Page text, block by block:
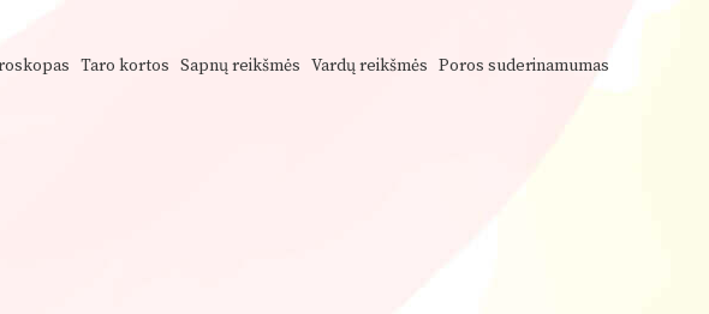
Taro kortos Sapnų reikšmės Vardų reikšmės Poros suderinamumas